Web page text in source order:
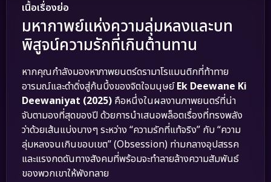
เนื้อเรื่องย่อ
มหากาพย์แห่งความลุ่มหลงและบท
พิสูจน์ความรักที่เกินต้านทาน
หากคุณกำลังมองหาภาพยนตร์ดรามาโรแมนติกที่ท้าทาย
อารมณ์และดำดิ่งสู่ก้นบึ้งของจิตใจมนุษย์Ek Deewane Ki
Deewaniyat (2025) คือหนึ่งในผลงานภาพยนตร์ที่น่า
จับตามองที่สุดของปี ด้วยการนำเสนอพล็อตเรื่องที่ทรงพลัง
ว่าด้วยเส้นแบ่งบางๆ ระหว่าง “ความรักที่แท้จริง” กับ “ความ
ลุ่มหลงจนเกินขอบเขต” (Obsession) ท่ามกลางอุปสรรค
และแรงกดดันทางสังคมที่พร้อมจะทำลายล้างความสัมพันธ์
ของพวกเขาให้พังทลาย